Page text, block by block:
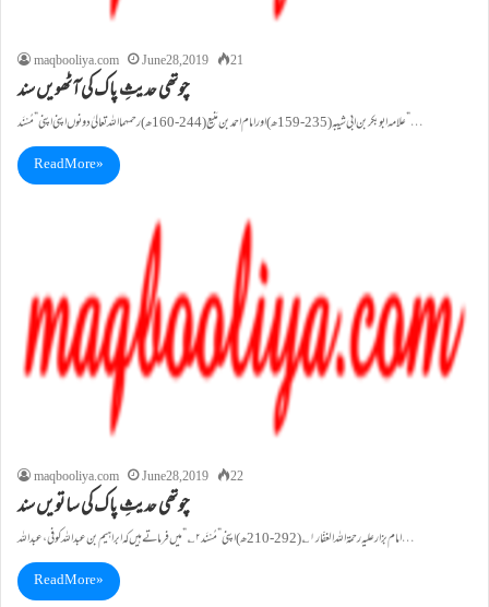
maqbooliya.com June 28, 2019 21
چوتھی حدیثِ پاک کی آٹھویں سند
علامہ ابو بکر بن ابی شیبہ (235-159ھ) اورامام احمد بن مَنیع(244-160ھ) رحمہمااللہ تعالیٰ دو نوں اپنی اپنی” مُسْنَد ”…
Read More »
maqbooliya.com June 28, 2019 22
چوتھی حدیثِ پاک کی ساتویں سند
امام بزار علیہ رحمۃاللہ الغفّار ۱؎(292-210ھ)اپنی ” مُسْنَد۲؎” میں فرماتے ہیں کہ ابراہیم بن عبداللہ کوفی ، عبداللہ…
Read More »